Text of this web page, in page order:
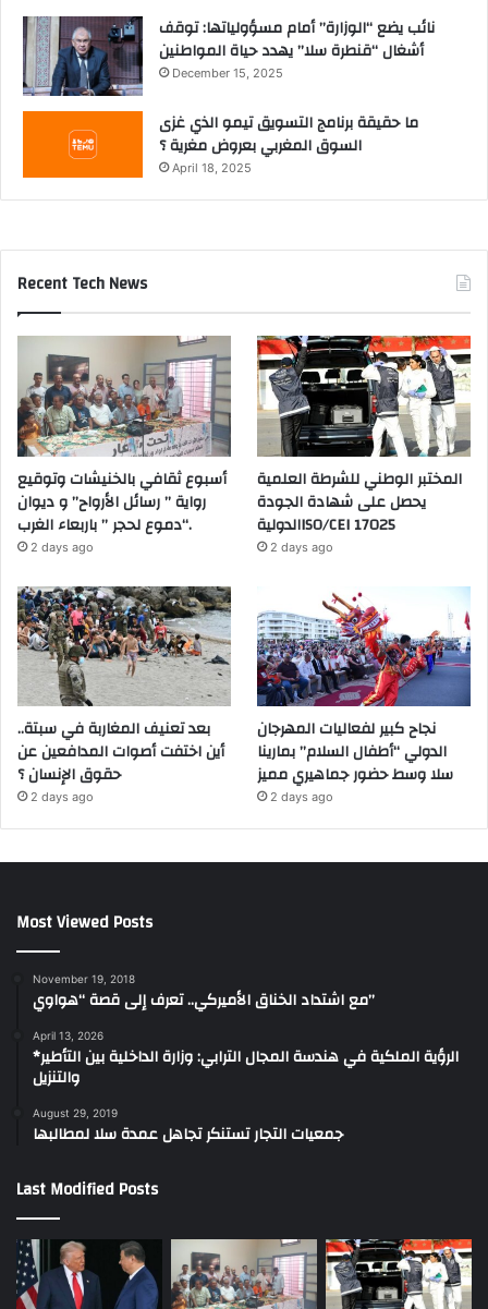
نائب يضع “الوزارة” أمام مسؤولياتها: توقف
أشغال “قنطرة سلا” يهدد حياة المواطنين
December 15, 2025
ما حقيقة برنامج التسويق تيمو الذي غزى
السوق المغربي بعروض مغرية ؟
April 18, 2025
Recent Tech News
أسبوع ثقافي بالخنيشات وتوقيع
رواية ” رسائل الأرواح” و ديوان
“دموع لحجر ” باربعاء الغرب.
2 days ago
المختبر الوطني للشرطة العلمية
يحصل على شهادة الجودة
الدوليةISO/CEI 17025
2 days ago
بعد تعنيف المغاربة في سبتة..
أين اختفت أصوات المدافعين عن
حقوق الإنسان ؟
2 days ago
نجاح كبير لفعاليات المهرجان
الدولي “أطفال السلام” بمارينا
سلا وسط حضور جماهيري مميز
2 days ago
Most Viewed Posts
November 19, 2018
مع اشتداد الخناق الأميركي.. تعرف إلى قصة “هواوي”
April 13, 2026
*الرؤية الملكية في هندسة المجال الترابي: وزارة الداخلية بين التأطير
والتنزيل
August 29, 2019
جمعيات التجار تستنكر تجاهل عمدة سلا لمطالبها
Last Modified Posts